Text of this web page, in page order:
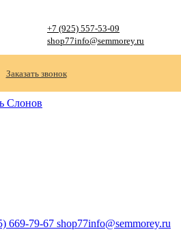
+7 (925) 557-53-09
shop77info@semmorey.ru
Заказать звонок
669-79-67 shop77info@semmorey.ru